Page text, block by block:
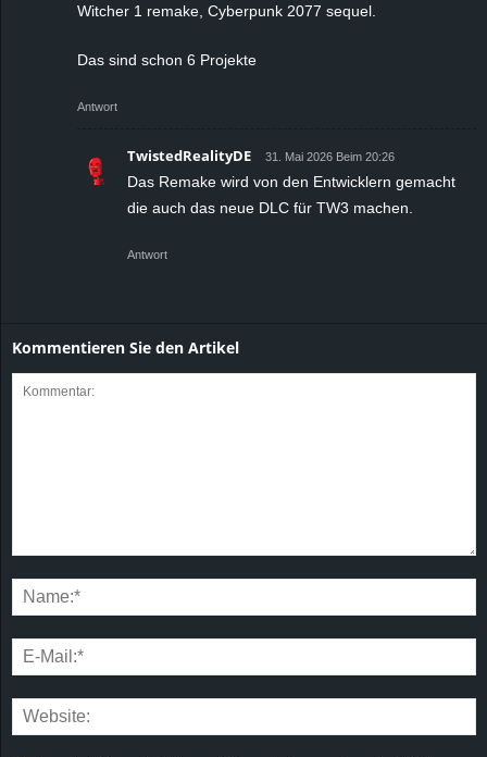
Witcher 1 remake, Cyberpunk 2077 sequel.
Das sind schon 6 Projekte
Antwort
TwistedRealityDE 31. Mai 2026 Beim 20:26
Das Remake wird von den Entwicklern gemacht
die auch das neue DLC für TW3 machen.
Antwort
Kommentieren Sie den Artikel